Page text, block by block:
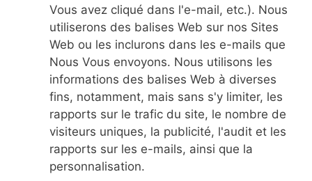
Vous avez cliqué dans l'e-mail, etc.). Nous
utiliserons des balises Web sur nos Sites
Web ou les inclurons dans les e-mails que
Nous Vous envoyons. Nous utilisons les
informations des balises Web à diverses
fins, notamment, mais sans s'y limiter, les
rapports sur le trafic du site, le nombre de
visiteurs uniques, la publicité, l'audit et les
rapports sur les e-mails, ainsi que la
personnalisation.